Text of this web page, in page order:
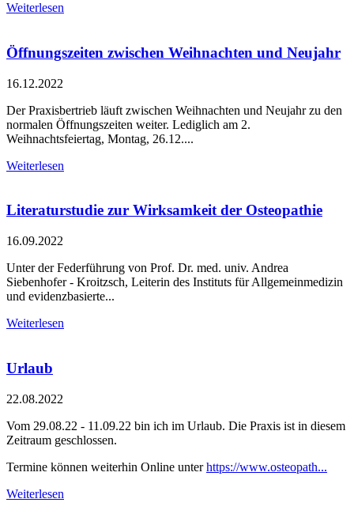
Weiterlesen
Öffnungszeiten zwischen Weihnachten und Neujahr
16.12.2022
Der Praxisbertrieb läuft zwischen Weihnachten und Neujahr zu den
normalen Öffnungszeiten weiter. Lediglich am 2.
Weihnachtsfeiertag, Montag, 26.12....
Weiterlesen
Literaturstudie zur Wirksamkeit der Osteopathie
16.09.2022
Unter der Federführung von Prof. Dr. med. univ. Andrea
Siebenhofer - Kroitzsch, Leiterin des Instituts für Allgemeinmedizin
und evidenzbasierte...
Weiterlesen
Urlaub
22.08.2022
Vom 29.08.22 - 11.09.22 bin ich im Urlaub. Die Praxis ist in diesem
Zeitraum geschlossen.
Termine können weiterhin Online unterhttps://www.osteopath...
Weiterlesen